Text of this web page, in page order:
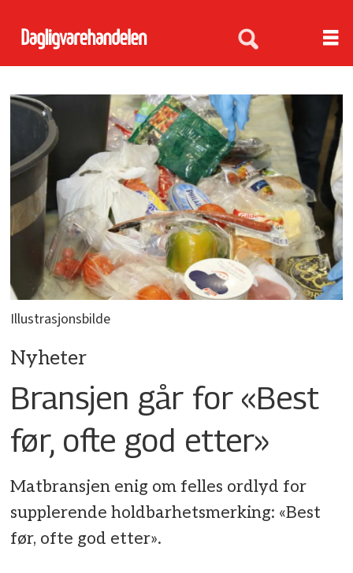
Illustrasjonsbilde
Nyheter
Bransjen går for «Best
før, ofte god etter»
Matbransjen enig om felles ordlyd for
supplerende holdbarhetsmerking: «Best
før, ofte god etter».